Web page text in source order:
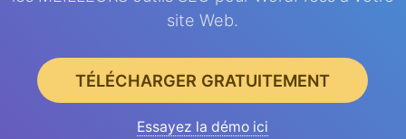
site Web.
TÉLÉCHARGER GRATUITEMENT
Essayez la démo ici